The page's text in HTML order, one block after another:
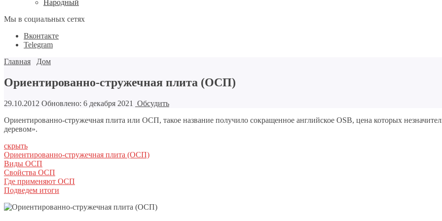
Народный
Мы в социальных сетях
Вконтакте
Telegram
Главная
Дом
Ориентированно-стружечная плита (ОСП)
29.10.2012 Обновлено: 6 декабря 2021
Обсудить
Ориентированно-стружечная плита или ОСП, такое название получило сокращенное английское OSB, цена которых
деревом».
скрыть
Ориентированно-стружечная плита (ОСП)
Виды ОСП
Свойства ОСП
Где применяют ОСП
Подведем итоги